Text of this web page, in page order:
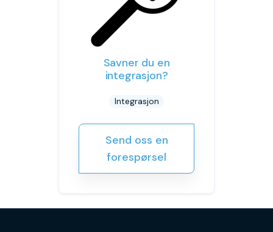
Savner du en
integrasjon?
Integrasjon
Send oss en
forespørsel